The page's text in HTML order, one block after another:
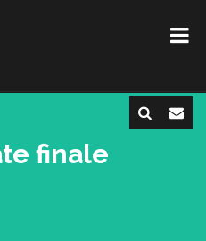
finale